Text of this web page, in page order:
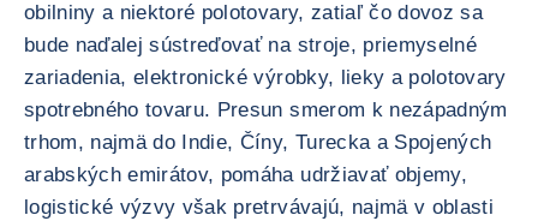
obilniny a niektoré polotovary, zatiaľ čo dovoz sa
bude naďalej sústreďovať na stroje, priemyselné
zariadenia, elektronické výrobky, lieky a polotovary
spotrebného tovaru. Presun smerom k nezápadným
trhom, najmä do Indie, Číny, Turecka a Spojených
arabských emirátov, pomáha udržiavať objemy,
logistické výzvy však pretrvávajú, najmä v oblasti